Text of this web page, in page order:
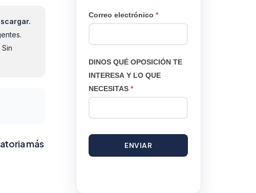
más
Correo electrónico*
DINOS QUÉ OPOSICIÓN TE
INTERESA Y LO QUE
NECESITAS*
ENVIAR